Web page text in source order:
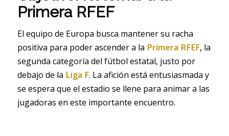
Primera RFEF
El equipo de Europa busca mantener su racha
positiva para poder ascender a la Primera RFEF, la
segunda categoría del fútbol estatal, justo por
debajo de la Liga F. La afición está entusiasmada y
se espera que el estadio se llene para animar a las
jugadoras en este importante encuentro.